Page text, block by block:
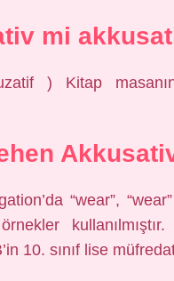
mi
) Kitap
“wear”,
10. sınıf lise